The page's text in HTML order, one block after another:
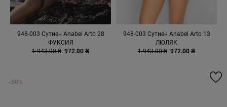
948-003 Сутиен Anabel Arto 28
ФУКСИЯ
1 943.00 ₴ 972.00 ₴
948-003 Сутиен Anabel Arto 13
ЛЮЛЯК
1 943.00 ₴ 972.00 ₴
-50%